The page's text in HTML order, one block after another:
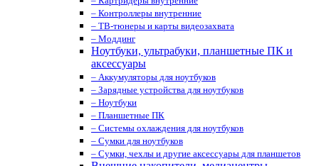
– Контроллеры внутренние
– ТВ-тюнеры и карты видеозахвата
– Моддинг
Ноутбуки, ультрабуки, планшетные ПК и
аксессуары
– Аккумуляторы для ноутбуков
– Зарядные устройства для ноутбуков
– Ноутбуки
– Планшетные ПК
– Системы охлаждения для ноутбуков
– Сумки для ноутбуков
– Сумки, чехлы и другие аксессуары для планшетов